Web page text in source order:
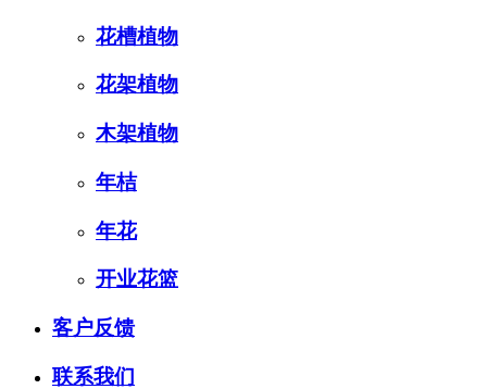
花槽植物
花架植物
木架植物
年桔
年花
开业花篮
客户反馈
联系我们